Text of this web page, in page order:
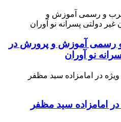
رسمی آموزش و پرورش در
نو آوران
امامزاده سید مظفر